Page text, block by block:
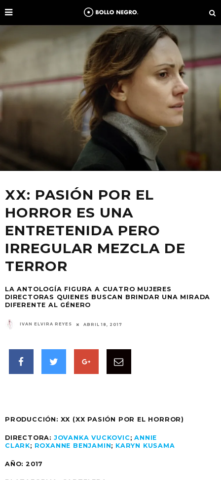
XX: PASIÓN POR EL
HORROR ES UNA
ENTRETENIDA PERO
IRREGULAR MEZCLA DE
TERROR
LA ANTOLOGÍA FIGURA A CUATRO MUJERES
DIRECTORAS QUIENES BUSCAN BRINDAR UNA MIRADA
DIFERENTE AL GÉNERO
IVAN ELVIRA REYES ABRIL 18, 2017
PRODUCCIÓN: XX (XX PASIÓN POR EL HORROR)
DIRECTORA: JOVANKA VUCKOVIC;ANNIE
CLARK; ROXANNE BENJAMIN; KARYN KUSAMA
AÑO: 2017